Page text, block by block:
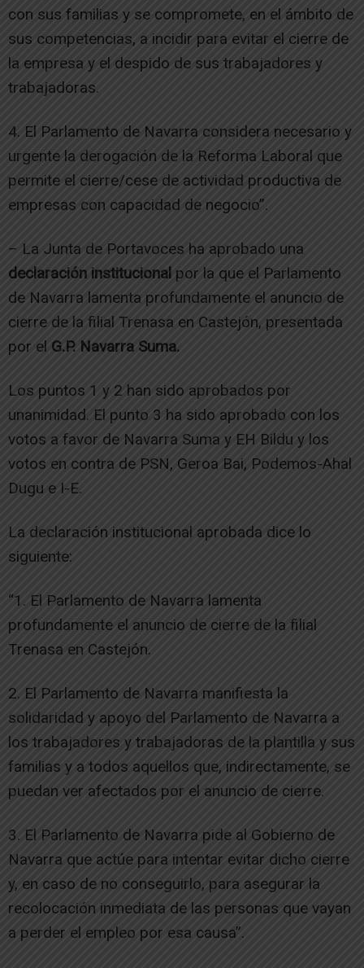
con sus familias y se compromete, en el ámbito de
sus competencias, a incidir para evitar el cierre de
la empresa y el despido de sus trabajadores y
trabajadoras.
4. El Parlamento de Navarra considera necesario y
urgente la derogación de la Reforma Laboral que
permite el cierre/cese de actividad productiva de
empresas con capacidad de negocio”.
– La Junta de Portavoces ha aprobado una
declaración institucional por la que el Parlamento
de Navarra lamenta profundamente el anuncio de
cierre de la filial Trenasa en Castejón, presentada
por el G.P. Navarra Suma.
Los puntos 1 y 2 han sido aprobados por
unanimidad. El punto 3 ha sido aprobado con los
votos a favor de Navarra Suma y EH Bildu y los
votos en contra de PSN, Geroa Bai, Podemos-Ahal
Dugu e I-E.
La declaración institucional aprobada dice lo
siguiente:
“1. El Parlamento de Navarra lamenta
profundamente el anuncio de cierre de la filial
Trenasa en Castejón.
2. El Parlamento de Navarra manifiesta la
solidaridad y apoyo del Parlamento de Navarra a
los trabajadores y trabajadoras de la plantilla y sus
familias y a todos aquellos que, indirectamente, se
puedan ver afectados por el anuncio de cierre.
3. El Parlamento de Navarra pide al Gobierno de
Navarra que actúe para intentar evitar dicho cierre
y, en caso de no conseguirlo, para asegurar la
recolocación inmediata de las personas que vayan
a perder el empleo por esa causa”.